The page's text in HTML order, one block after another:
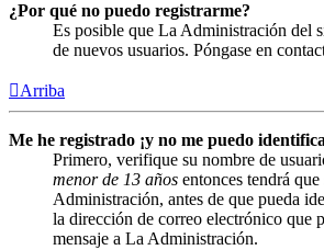
¿Por qué no puedo registrarme?
Es posible que La Administración del
de nuevos usuarios. Póngase en
Arriba
Me he registrado ¡y no me puedo
Primero, verifique su nombre de
menor de 13 años entonces tendrá
Administración, antes de que pueda
la dirección de correo electrónico que
mensaje a La Administración.